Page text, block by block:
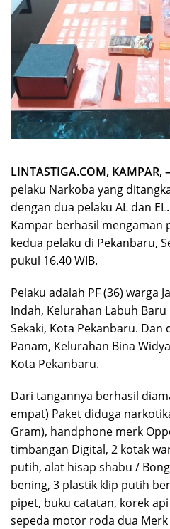
LINTASTIGA.COM, KAMPAR,
pelaku Narkoba yang
dengan dua pelaku AL dan
Kampar berhasil mengaman
kedua pelaku di Pekanbaru,
pukul 16.40 WIB.
Pelaku adalah PF (36) warga
Indah, Kelurahan Labuh
Sekaki, Kota Pekanbaru. Dan
Panam, Kelurahan Bina
Kota Pekanbaru.
Dari tangannya berhasil
empat) Paket diduga
Gram), handphone merk
timbangan Digital, 2 kotak
putih, alat hisap shabu /
bening, 3 plastik klip putih
pipet, buku catatan, korek
sepeda motor roda dua